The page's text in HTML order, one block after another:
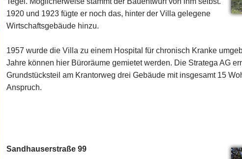
1920 und 1923 fügte er noch das, hinter der Villa gelegene
Wirtschaftsgebäude hinzu.
1957 wurde die Villa zu einem Hospital für chronisch Kranke
Jahre können hier Büroräume gemietet werden. Die Stratega AG
Grundstücksteil am Krantorweg drei Gebäude mit insgesamt 15
Anspruch.
Sandhauserstraße 99